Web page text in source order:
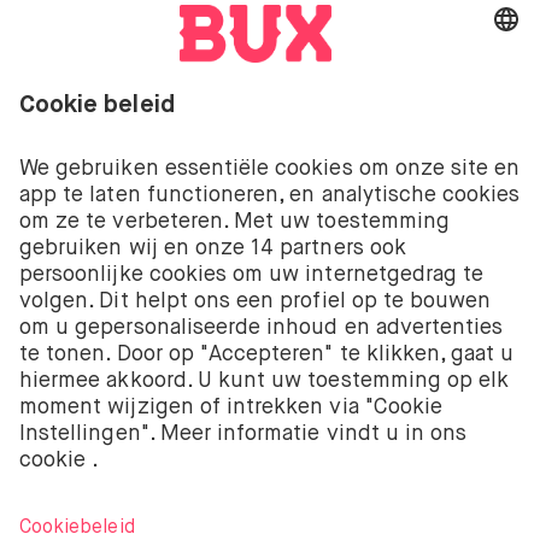
Go to "Instagram"
Go to "Facebook"
Go to "Twitter"Go to "Youtube"
Cookie Settings
De beleggingsdiensten van BUX met betrekking tot
aandelen en ETF’s worden aangeboden door BUX B.V.
BUX B.V. is geregistreerd bij de Kamer van
Koophandel onder nummer 58403949. BUX B.V. staat
onder toezicht van de Autoriteit Financiële Markten
(AFM).
BUX B.V. verstrekt geen beleggingsadvies en
beleggers moeten hun eigen beleggingsbeslissingen
nemen of onafhankelijk advies inwinnen. Beleggen
kent risico’s. De waarde van beleggingen kan zowel